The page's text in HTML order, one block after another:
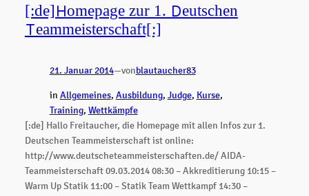
[:de]Homepage zur 1. Deutschen
Teammeisterschaft[:]
21. Januar 2014—vonblautaucher83
in Allgemeines, Ausbildung, Judge, Kurse
Training, Wettkämpfe
[:de] Hallo Freitaucher, die Homepage mit allen Infos zur 1.
Deutschen Teammeisterschaft ist online:
http://www.deutscheteammeisterschaften.de/ AIDA-
Teammeisterschaft 09.03.2014 08:30 – Akkreditierung 10:15 –
Warm Up Statik 11:00 – Statik Team Wettkampf 14:30 –